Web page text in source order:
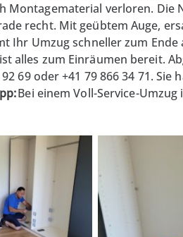
Montagematerial verloren.
recht. Mit geübtem Auge,
Ihr Umzug schneller zum
alles zum Einräumen bereit.
92 69 oder +41 79 866 34 71.
Bei einem Voll-Service-